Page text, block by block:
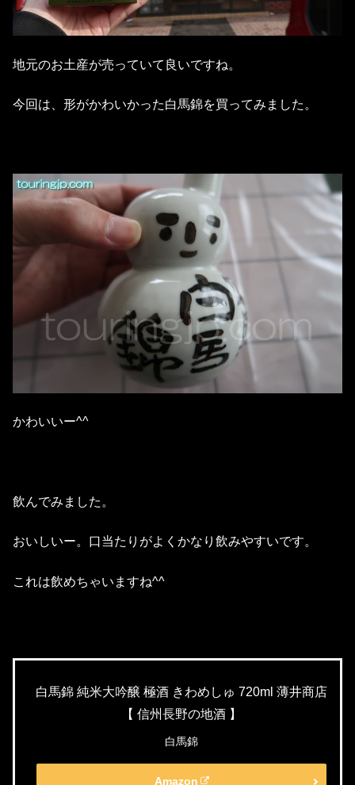
地元のお土産が売っていて良いですね。
今回は、形がかわいかった白馬錦を買ってみました。
かわいいー^^
飲んでみました。
おいしいー。口当たりがよくかなり飲みやすいです。
これは飲めちゃいますね^^
白馬錦 純米大吟醸 極酒 きわめしゅ 720ml 薄井商店
【 信州長野の地酒 】
白馬錦
Amazon